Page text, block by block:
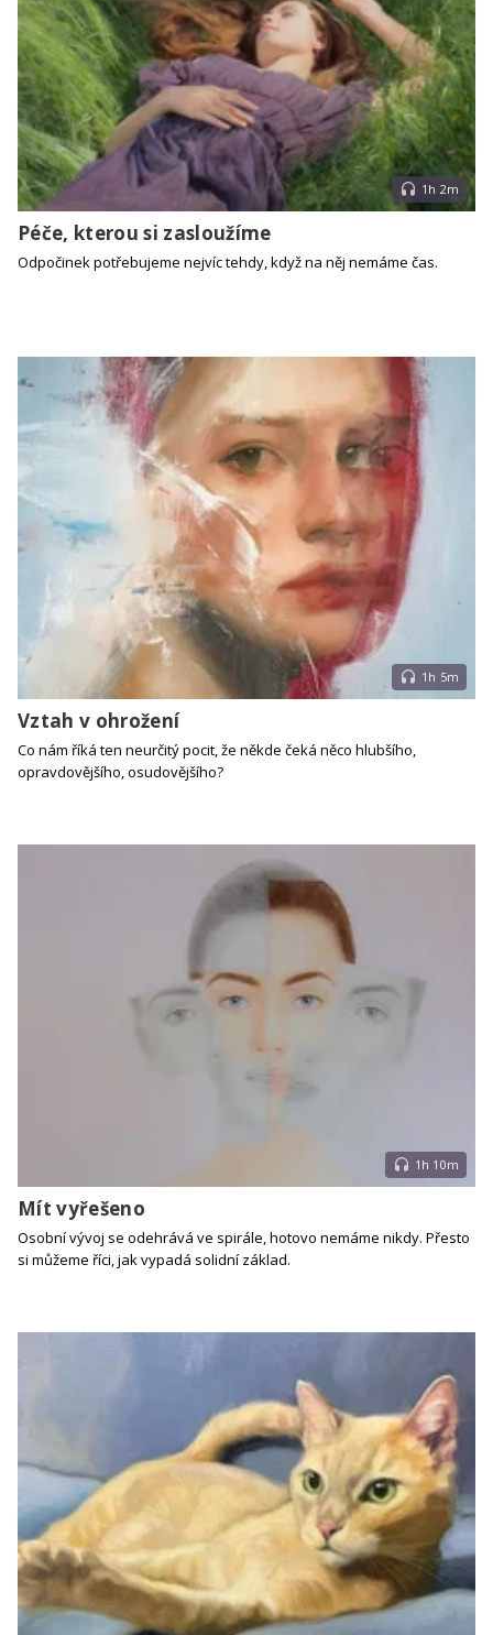
1h 2m
Péče, kterou si zasloužíme
Odpočinek potřebujeme nejvíc tehdy, když na něj nemáme čas.
1h 5m
Vztah v ohrožení
Co nám říká ten neurčitý pocit, že někde čeká něco hlubšího,
opravdovějšího, osudovějšího?
1h 10m
Mít vyřešeno
Osobní vývoj se odehrává ve spirále, hotovo nemáme nikdy. Přesto
si můžeme říci, jak vypadá solidní základ.